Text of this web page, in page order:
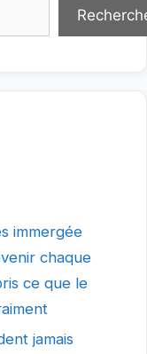
immergée
chaque
ce que le
jamais